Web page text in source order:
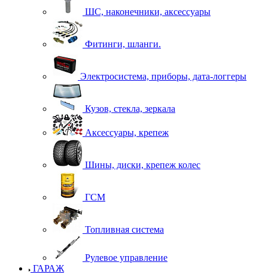
ШС, наконечники, аксессуары
Фитинги, шланги.
Электросистема, приборы, дата-логгеры
Кузов, стекла, зеркала
Аксессуары, крепеж
Шины, диски, крепеж колес
ГСМ
Топливная система
Рулевое управление
ГАРАЖ